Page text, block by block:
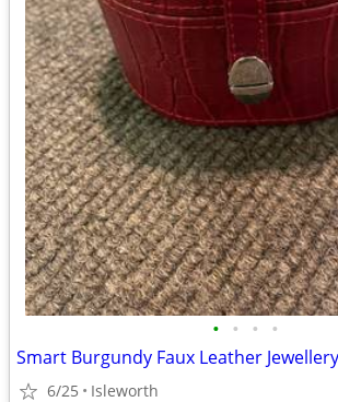
• • • •
Smart Burgundy Faux Leather
6/25 Isleworth